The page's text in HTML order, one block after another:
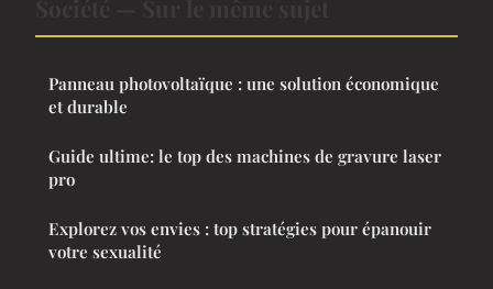
Panneau photovoltaïque : une solution économique
et durable
Guide ultime: le top des machines de gravure laser
pro
Explorez vos envies : top stratégies pour épanouir
votre sexualité